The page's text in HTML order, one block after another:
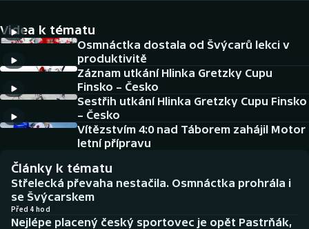
Cyklistika
DALŠÍ SPORTY
Americký fotbal
Baseball a softbal
Basketbal
Biatlon
NEPŘEHLÉDNĚTE
Historické návraty
Aplikace ČT sport
Videa k tématu
Osmnáctka dostala od Švýcarů lekci v
produktivitě
Záznam utkání Hlinka Gretzky Cupu
Finsko – Česko
Sestřih utkání Hlinka Gretzky Cupu Finsko
– Česko
Vítězstvím 4:0 nad Táborem zahájil Motor
letní přípravu
Články k tématu
Střelecká převaha nestačila. Osmnáctka prohrála i
se Švýcarskem
Před 4 hod
Nejlépe placený český sportovec je opět Pastrňák,